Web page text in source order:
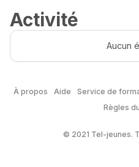
Activité
Aucun
À propos Aide Service de
Règles
© 2021 Tel-jeunes.